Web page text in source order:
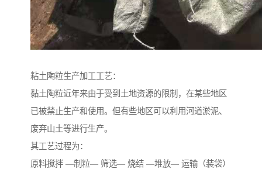
粘土陶粒生产加工工艺：
黏土陶粒近年来由于受到土地资源的限制，在某些地区
已被禁止生产和使用。但有些地区可以利用河道淤泥、
废弃山土等进行生产。
其工艺过程为：
原料搅拌 —制粒— 筛选— 烧结 —堆放— 运输（装袋）